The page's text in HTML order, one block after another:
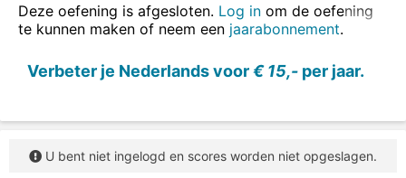
Deze oefening is afgesloten. Log in om de oefening
te kunnen maken of neem een jaarabonnement.
Verbeter je Nederlands voor€ 15,- per jaar.
U bent niet ingelogd en scores worden niet opgeslagen.